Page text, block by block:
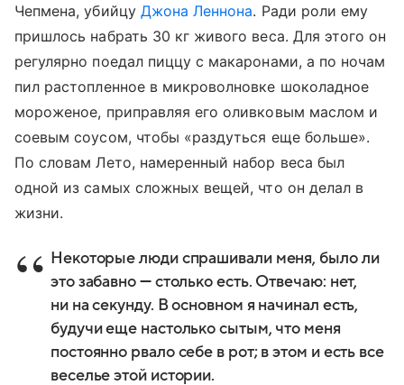
Чепмена, убийцу Джона Леннона. Ради роли ему
пришлось набрать 30 кг живого веса. Для этого он
регулярно поедал пиццу с макаронами, а по ночам
пил растопленное в микроволновке шоколадное
мороженое, приправляя его оливковым маслом и
соевым соусом, чтобы «раздуться еще больше».
По словам Лето, намеренный набор веса был
одной из самых сложных вещей, что он делал в
жизни.
Некоторые люди спрашивали меня, было ли
это забавно — столько есть. Отвечаю: нет,
ни на секунду. В основном я начинал есть,
будучи еще настолько сытым, что меня
постоянно рвало себе в рот; в этом и есть все
веселье этой истории.